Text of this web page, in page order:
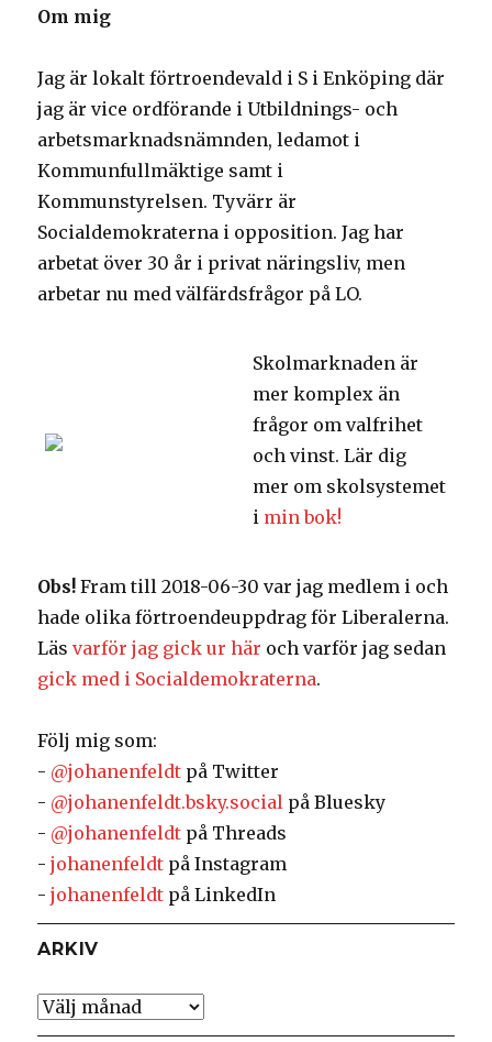
Om mig
Jag är lokalt förtroendevald i S i Enköping där
jag är vice ordförande i Utbildnings- och
arbetsmarknadsnämnden, ledamot i
Kommunfullmäktige samt i
Kommunstyrelsen. Tyvärr är
Socialdemokraterna i opposition. Jag har
arbetat över 30 år i privat näringsliv, men
arbetar nu med välfärdsfrågor på LO.
Skolmarknaden är
mer komplex än
frågor om valfrihet
och vinst. Lär dig
mer om skolsystemet
i min bok!
Obs! Fram till 2018-06-30 var jag medlem i och
hade olika förtroendeuppdrag för Liberalerna.
Läsvarför jag gick ur här och varför jag sedan
gick med i Socialdemokraterna.
Följ mig som:
- @johanenfeldt på Twitter
- @johanenfeldt.bsky.social på Bluesky
- @johanenfeldt på Threads
-johanenfeldt på Instagram
-johanenfeldt på LinkedIn
ARKIV
Arkiv